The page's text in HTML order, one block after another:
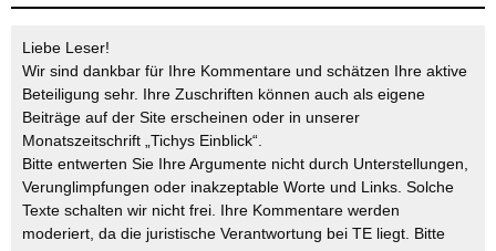
Liebe Leser!
Wir sind dankbar für Ihre Kommentare und schätzen Ihre aktive
Beteiligung sehr. Ihre Zuschriften können auch als eigene
Beiträge auf der Site erscheinen oder in unserer
Monatszeitschrift „Tichys Einblick“.
Bitte entwerten Sie Ihre Argumente nicht durch Unterstellungen,
Verunglimpfungen oder inakzeptable Worte und Links. Solche
Texte schalten wir nicht frei. Ihre Kommentare werden
moderiert, da die juristische Verantwortung bei TE liegt. Bitte